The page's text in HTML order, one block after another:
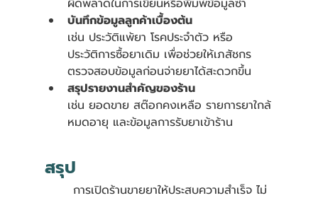
ผิดพลาดในการเขียนหรือพิมพ์ข้อมูลซ้ำ
บันทึกข้อมูลลูกค้าเบื้องต้น
เช่น ประวัติแพ้ยา โรคประจำตัว หรือ
ประวัติการซื้อยาเดิม เพื่อช่วยให้เภสัชกร
ตรวจสอบข้อมูลก่อนจ่ายยาได้สะดวกขึ้น
สรุปรายงานสำคัญของร้าน
เช่น ยอดขาย สต๊อกคงเหลือ รายการยาใกล้
หมดอายุ และข้อมูลการรับยาเข้าร้าน
สรุป